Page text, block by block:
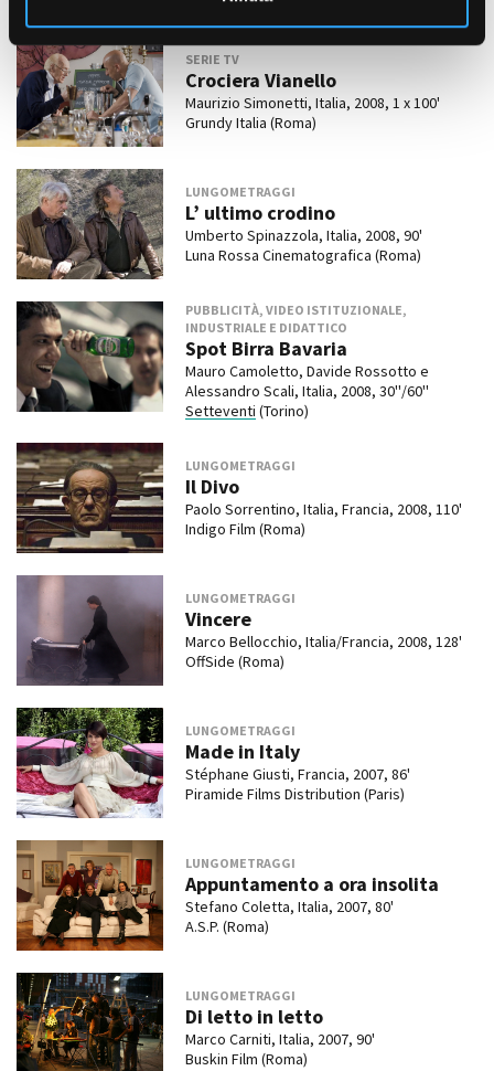
SERIE TV
Crociera Vianello
Maurizio Simonetti, Italia, 2008, 1 x 100'
Grundy Italia (Roma)
LUNGOMETRAGGI
L’ ultimo crodino
Umberto Spinazzola, Italia, 2008, 90'
Luna Rossa Cinematografica (Roma)
PUBBLICITÀ, VIDEO ISTITUZIONALE,
INDUSTRIALE E DIDATTICO
Spot Birra Bavaria
Mauro Camoletto, Davide Rossotto e
Alessandro Scali, Italia, 2008, 30''/60''
Setteventi (Torino)
LUNGOMETRAGGI
Il Divo
Paolo Sorrentino, Italia, Francia, 2008, 110'
Indigo Film (Roma)
LUNGOMETRAGGI
Vincere
Marco Bellocchio, Italia/Francia, 2008, 128'
OffSide (Roma)
LUNGOMETRAGGI
Made in Italy
Stéphane Giusti, Francia, 2007, 86'
Piramide Films Distribution (Paris)
LUNGOMETRAGGI
Appuntamento a ora insolita
Stefano Coletta, Italia, 2007, 80'
A.S.P. (Roma)
LUNGOMETRAGGI
Di letto in letto
Marco Carniti, Italia, 2007, 90'
Buskin Film (Roma)